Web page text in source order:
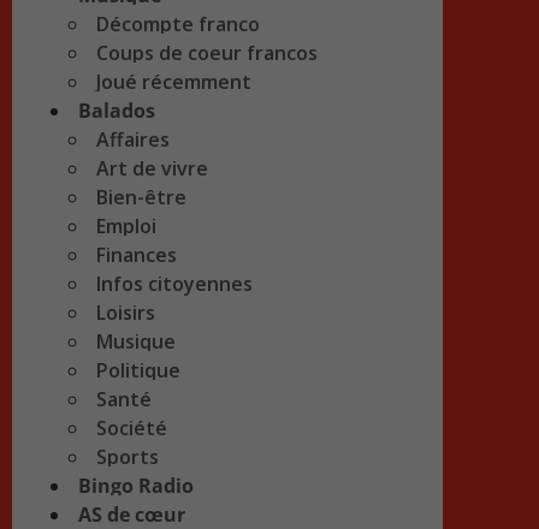
Décompte franco
Coups de coeur francos
Joué récemment
Balados
Affaires
Art de vivre
Bien-être
Emploi
Finances
Infos citoyennes
Loisirs
Musique
Politique
Santé
Société
Sports
Bingo Radio
AS de cœur